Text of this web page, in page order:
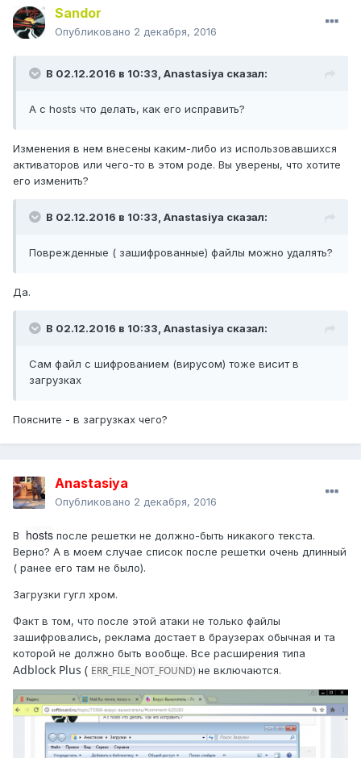
Sandor
Опубликовано 2 декабря, 2016
В 02.12.2016 в 10:33, Anastasiya сказал:
А с hosts что делать, как его исправить?
Изменения в нем внесены каким-либо из использовавшихся
активаторов или чего-то в этом роде. Вы уверены, что хотите
его изменить?
В 02.12.2016 в 10:33, Anastasiya сказал:
Поврежденные ( зашифрованные) файлы можно удалять?
Да.
В 02.12.2016 в 10:33, Anastasiya сказал:
Сам файл с шифрованием (вирусом) тоже висит в
загрузках
Поясните - в загрузках чего?
Anastasiya
Опубликовано 2 декабря, 2016
В hosts после решетки не должно-быть никакого текста.
Верно? А в моем случае список после решетки очень длинный
( ранее его там не было).
Загрузки гугл хром.
Факт в том, что после этой атаки не только файлы
зашифровались, реклама достает в браузерах обычная и та
которой не должно быть вообще. Все расширения типа
Adblock Plus ( ERR_FILE_NOT_FOUND) не включаются.